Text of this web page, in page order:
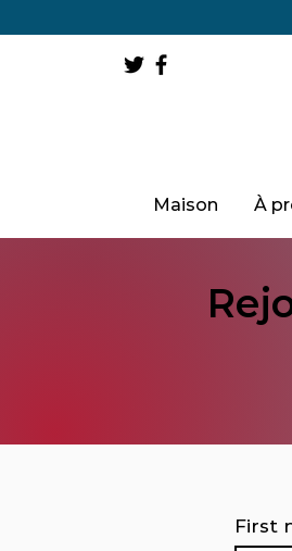
Maison À
First